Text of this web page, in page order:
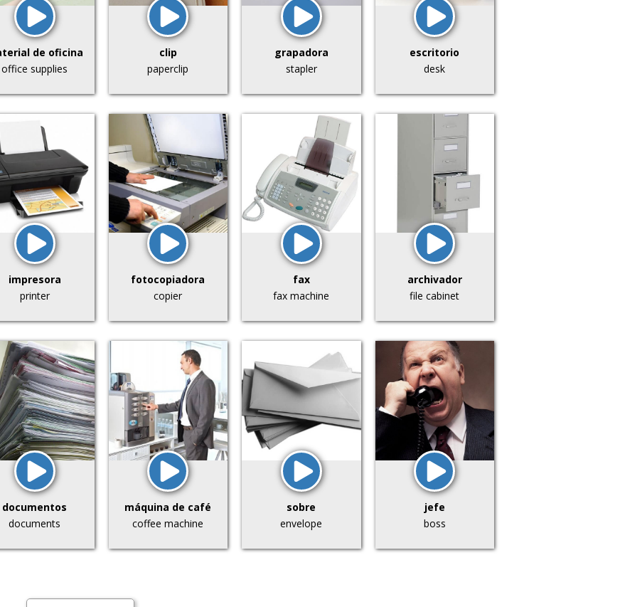
de oficina
office supplies
clip
paperclip
grapadora
stapler
escritorio
desk
impresora
printer
fotocopiadora
copier
fax
fax machine
archivador
file cabinet
documentos
documents
máquina de café
coffee machine
sobre
envelope
jefe
boss